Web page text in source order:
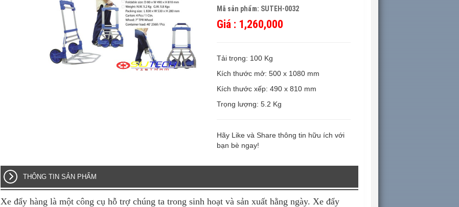
Mã sản phẩm: SUTEH-0032
Giá : 1,260,000
Tải trọng: 100 Kg
Kích thước mở: 500 x 1080 mm
Kích thước xếp: 490 x 810 mm
Trọng lượng: 5.2 Kg
Hãy Like và Share thông tin hữu ích với
bạn bè ngay!
THÔNG TIN SẢN PHẨM
Xe đẩy hàng là một công cụ hỗ trợ chúng ta trong sinh hoạt và sản xuất hằng ngày. Xe đẩy